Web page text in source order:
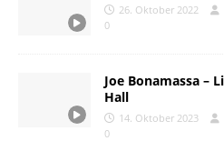
26. Oktober 2022
0
Joe Bonamassa –
Hall
14. Oktober 2023
0